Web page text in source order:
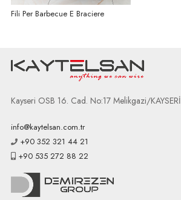
Fili Per Barbecue E Braciere
Kayseri OSB 16. Cad. No:17 Melikgazi/KAYSERİ
info@kaytelsan.com.tr
+90 352 321 44 21
+90 535 272 88 22